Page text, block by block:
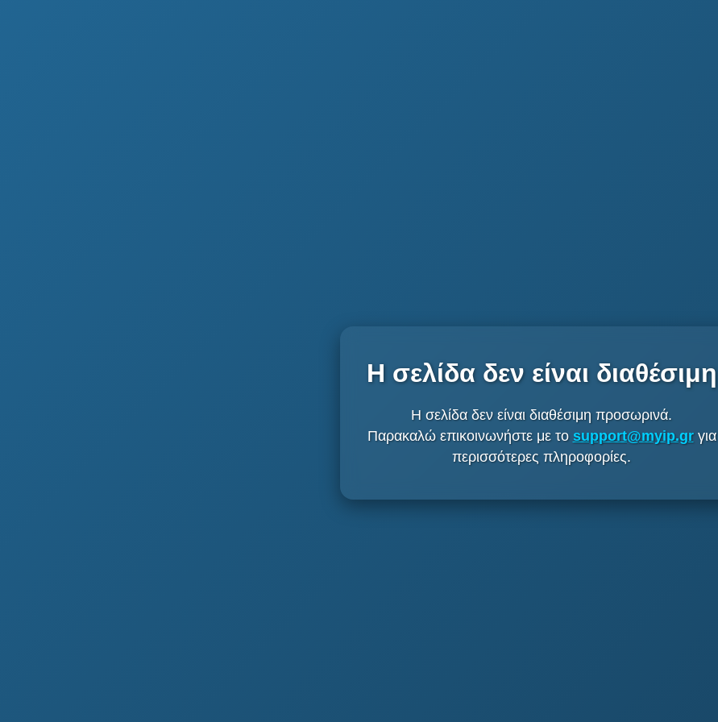
Η σελίδα δεν είναι διαθέσιμη
Η σελίδα δεν είναι διαθέσιμη προσωρινά.
Παρακαλώ επικοινωνήστε με το support@myip.grγια
περισσότερες πληροφορίες.